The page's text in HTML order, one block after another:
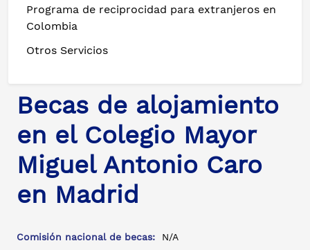
Programa de reciprocidad para extranjeros en
Colombia
Otros Servicios
Becas de alojamiento
en el Colegio Mayor
Miguel Antonio Caro
en Madrid
Comisión nacional de becas: N/A